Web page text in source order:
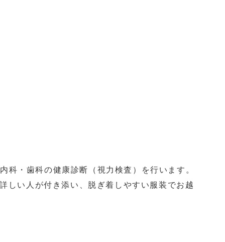
・歯科の健康診断（視力検査）を行います。
しい人が付き添い、脱ぎ着しやすい服装でお越